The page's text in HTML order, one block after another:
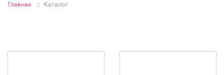
Главная Каталог